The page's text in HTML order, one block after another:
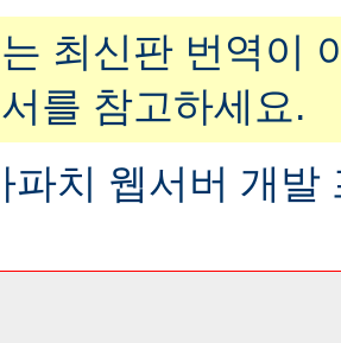
최신판 번역이
를 참고하세요.
파치 웹서버 개